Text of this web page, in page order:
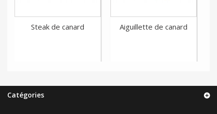
Steak de canard Aiguillette de canard
Catégories